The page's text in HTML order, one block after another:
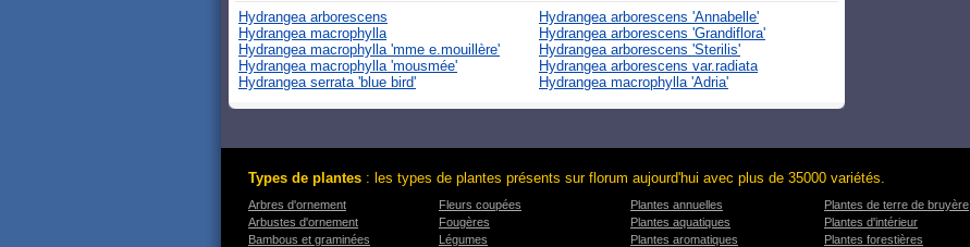
Hydrangea arborescens
Hydrangea macrophylla
Hydrangea macrophylla 'mme e.mouillère'
Hydrangea macrophylla 'mousmée'
Hydrangea serrata 'blue bird'
Hydrangea arborescens 'Annabelle'
Hydrangea arborescens 'Grandiflora'
Hydrangea arborescens 'Sterilis'
Hydrangea arborescens var.radiata
Hydrangea macrophylla 'Adria'
Types de plantes : les types de plantes présents sur florum aujourd'hui avec plus de 35000 variétés.
Arbres d'ornement
Arbustes d'ornement
Bambous et graminées
Fleurs coupées
Fougères
Légumes
Plantes annuelles
Plantes aquatiques
Plantes aromatiques
Plantes de terre de bruyère
Plantes d'intérieur
Plantes forestières